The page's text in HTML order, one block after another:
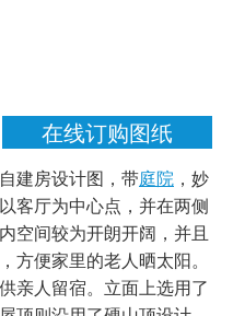
在线订购图纸
建房设计图，带庭院 ，妙
客厅为中心点，并在两侧
空间较为开朗开阔，并且
方便家里的老人晒太阳。
亲人留宿。立面上选用了